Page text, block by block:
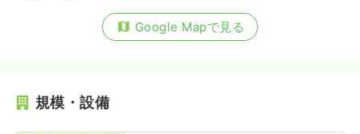
Google Mapで見る
規模・設備